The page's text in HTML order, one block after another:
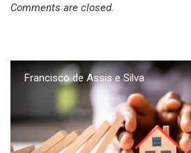
Comments are closed.
Francisco de Assis e Silva